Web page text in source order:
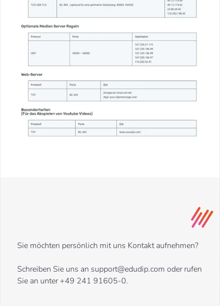
Sie möchten persönlich mit uns Kontakt aufnehmen?
Schreiben Sie uns an support@edudip.com oder rufen
Sie an unter +49 241 91605-0.